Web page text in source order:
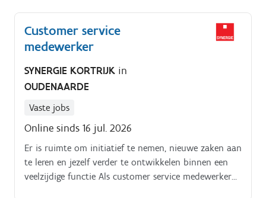
Customer service
medewerker
SYNERGIE KORTRIJK in
OUDENAARDE
Vaste jobs
Online sinds 16 jul. 2026
Er is ruimte om initiatief te nemen, nieuwe zaken aan
te leren en jezelf verder te ontwikkelen binnen een
veelzijdige functie Als customer service medewerker